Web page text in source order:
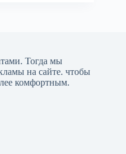
. Тогда мы
на сайте. чтобы
комфортным.